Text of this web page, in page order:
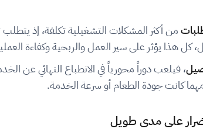
من أكثر المشكلات التشغيلية تكلفة، إذ
كل هذا يؤثر على سير العمل والربحية وكفاءة
، فيلعب دوراً محورياً في الانطباع النهائي عن
كانت جودة الطعام أو سرعة الخدمة.
على مدى طويل